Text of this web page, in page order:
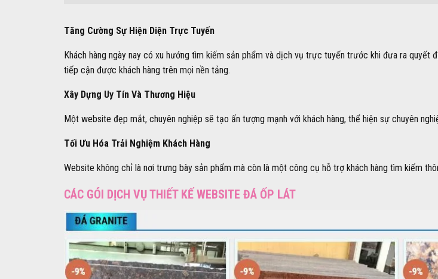
Tăng Cường Sự Hiện Diện Trực Tuyến
Khách hàng ngày nay có xu hướng tìm kiếm sản phẩm và dịch vụ trực tuyến trước khi đưa ra quyết
tiếp cận được khách hàng trên mọi nền tảng.
Xây Dựng Uy Tín Và Thương Hiệu
Một website đẹp mắt, chuyên nghiệp sẽ tạo ấn tượng mạnh với khách hàng, thể hiện sự chuyên
Tối Ưu Hóa Trải Nghiệm Khách Hàng
Website không chỉ là nơi trưng bày sản phẩm mà còn là một công cụ hỗ trợ khách hàng tìm kiếm
CÁC GÓI DỊCH VỤ THIẾT KẾ WEBSITE ĐÁ ỐP LÁT